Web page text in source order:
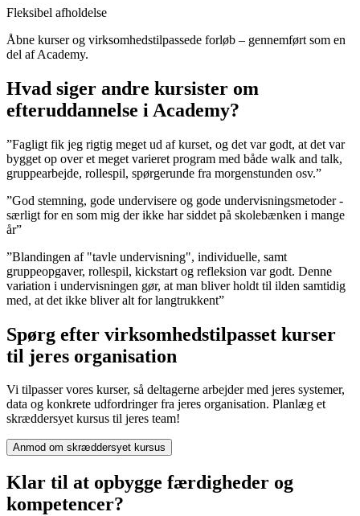
Fleksibel afholdelse
Åbne kurser og virksomhedstilpassede forløb – gennemført som en
del af Academy.
Hvad siger andre kursister om
efteruddannelse i Academy?
”Fagligt fik jeg rigtig meget ud af kurset, og det var godt, at det var
bygget op over et meget varieret program med både walk and talk,
gruppearbejde, rollespil, spørgerunde fra morgenstunden osv.”
”God stemning, gode undervisere og gode undervisningsmetoder -
særligt for en som mig der ikke har siddet på skolebænken i mange
år”
”Blandingen af "tavle undervisning", individuelle, samt
gruppeopgaver, rollespil, kickstart og refleksion var godt. Denne
variation i undervisningen gør, at man bliver holdt til ilden samtidig
med, at det ikke bliver alt for langtrukkent”
Spørg efter virksomhedstilpasset kurser
til jeres organisation
Vi tilpasser vores kurser, så deltagerne arbejder med jeres systemer,
data og konkrete udfordringer fra jeres organisation. Planlæg et
skræddersyet kursus til jeres team!
Anmod om skræddersyet kursus
Klar til at opbygge færdigheder og
kompetencer?